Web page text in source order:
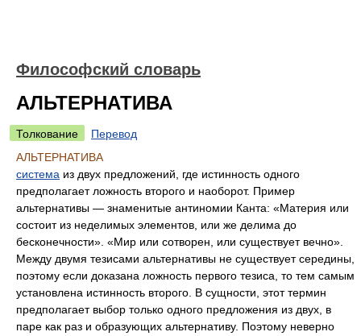
Философский словарь
АЛЬТЕРНАТИВА
Толкование
Перевод
АЛЬТЕРНАТИВА
система из двух предложений, где истинность одного
предполагает ложность второго и наоборот. Пример
альтернативы — знаменитые антиномии Канта: «Материя или
состоит из неделимых элементов, или же делима до
бесконечности». «Мир или сотворен, или существует вечно».
Между двумя тезисами альтернативы не существует середины,
поэтому если доказана ложность первого тезиса, то тем самым
установлена истинность второго. В сущности, этот термин
предполагает выбор только одного предложения из двух, в
паре как раз и образующих альтернативу. Поэтому неверно